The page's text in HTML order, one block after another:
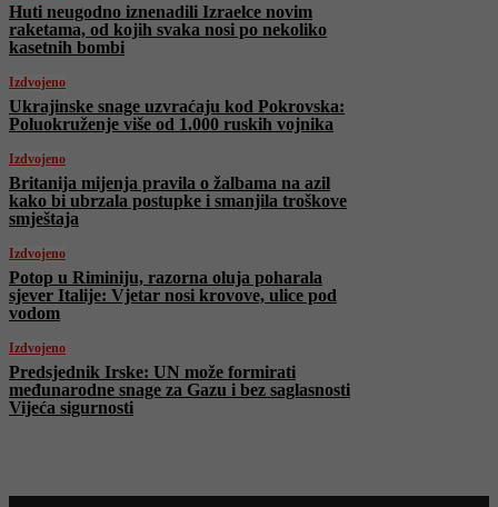
Huti neugodno iznenadili Izraelce novim
raketama, od kojih svaka nosi po nekoliko
kasetnih bombi
Izdvojeno
Ukrajinske snage uzvraćaju kod Pokrovska:
Poluokruženje više od 1.000 ruskih vojnika
Izdvojeno
Britanija mijenja pravila o žalbama na azil
kako bi ubrzala postupke i smanjila troškove
smještaja
Izdvojeno
Potop u Riminiju, razorna oluja poharala
sjever Italije: Vjetar nosi krovove, ulice pod
vodom
Izdvojeno
Predsjednik Irske: UN može formirati
međunarodne snage za Gazu i bez saglasnosti
Vijeća sigurnosti